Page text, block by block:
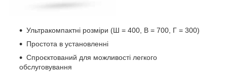
Ультракомпактні розміри (Ш = 400, В = 700, Г = 300)
Простота в установленні
Спроєктований для можливості легкого
обслуговування